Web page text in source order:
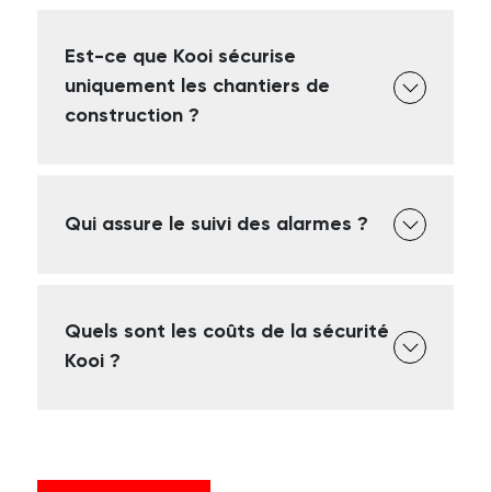
Est-ce que Kooi sécurise
uniquement les chantiers de
construction ?
Qui assure le suivi des alarmes ?
Quels sont les coûts de la sécurité
Kooi ?